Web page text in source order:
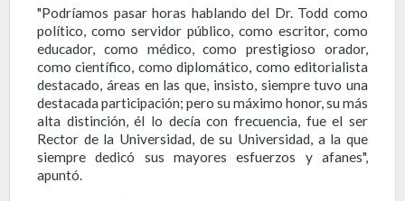
"Podríamos pasar horas hablando del Dr. Todd como
político, como servidor público, como escritor, como
educador, como médico, como prestigioso orador,
como científico, como diplomático, como editorialista
destacado, áreas en las que, insisto, siempre tuvo una
destacada participación; pero su máximo honor, su más
alta distinción, él lo decía con frecuencia, fue el ser
Rector de la Universidad, de su Universidad, a la que
siempre dedicó sus mayores esfuerzos y afanes",
apuntó.